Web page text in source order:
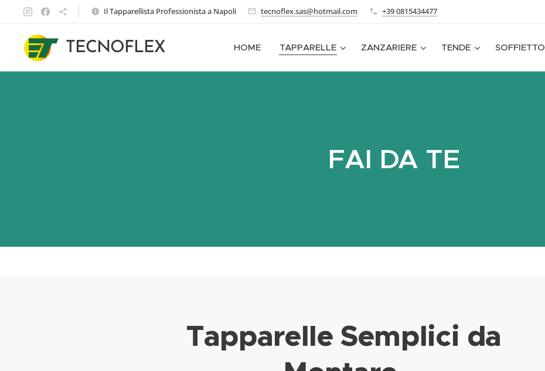
Il Tapparellista Professionista a Napoli tecnoflex.sas@hotmail.com +39 0815434477
TECNOFLEX HOME TAPPARELLE ZANZARIERE TENDE SOFFIETTO
FAI DA TE
Tapparelle Semplici da